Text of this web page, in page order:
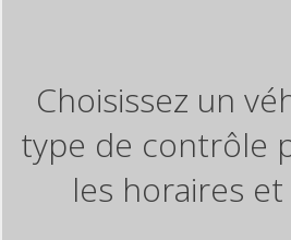
Choisissez un
type de contrôle
les horaires